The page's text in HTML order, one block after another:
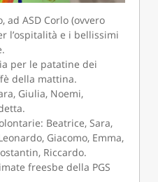
ad ASD Corlo (ovvero
l’ospitalità e i bellissimi
per le patatine dei
della mattina.
Giulia, Noemi,
Beatrice, Sara,
Giacomo, Emma,
Riccardo.
freesbe della PGS